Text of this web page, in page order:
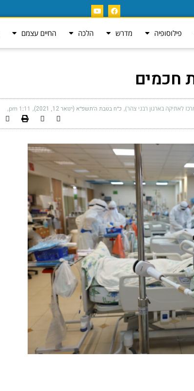
פילוסופיה מדרש הלכה החיים עצמם
חכמים
לאתיקה בארגון רבני צהר) כ״ח בטבת ה׳תשפ״א (ינואר 12, 2021) 1:11 pm